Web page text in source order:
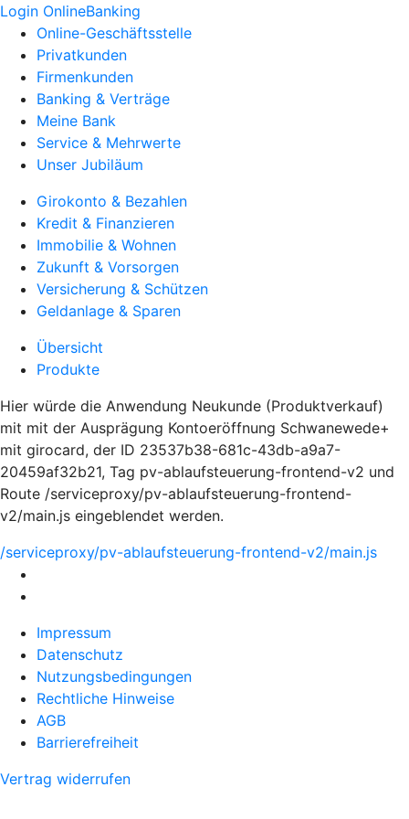
Login OnlineBanking
Online-Geschäftsstelle
Privatkunden
Firmenkunden
Banking & Verträge
Meine Bank
Service & Mehrwerte
Unser Jubiläum
Girokonto & Bezahlen
Kredit & Finanzieren
Immobilie & Wohnen
Zukunft & Vorsorgen
Versicherung & Schützen
Geldanlage & Sparen
Übersicht
Produkte
Hier würde die Anwendung Neukunde (Produktverkauf)
mit mit der Ausprägung Kontoeröffnung Schwanewede+
mit girocard, der ID 23537b38-681c-43db-a9a7-
20459af32b21, Tag pv-ablaufsteuerung-frontend-v2 und
Route /serviceproxy/pv-ablaufsteuerung-frontend-
v2/main.js eingeblendet werden.
/serviceproxy/pv-ablaufsteuerung-frontend-v2/main.js
Impressum
Datenschutz
Nutzungsbedingungen
Rechtliche Hinweise
AGB
Barrierefreiheit
Vertrag widerrufen